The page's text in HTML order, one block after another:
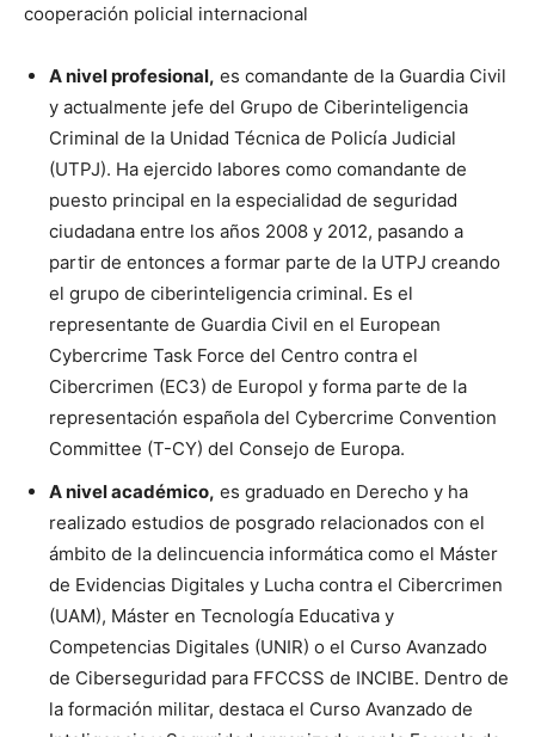
cooperación policial internacional
A nivel profesional, es comandante de la Guardia Civil
y actualmente jefe del Grupo de Ciberinteligencia
Criminal de la Unidad Técnica de Policía Judicial
(UTPJ). Ha ejercido labores como comandante de
puesto principal en la especialidad de seguridad
ciudadana entre los años 2008 y 2012, pasando a
partir de entonces a formar parte de la UTPJ creando
el grupo de ciberinteligencia criminal. Es el
representante de Guardia Civil en el European
Cybercrime Task Force del Centro contra el
Cibercrimen (EC3) de Europol y forma parte de la
representación española del Cybercrime Convention
Committee (T-CY) del Consejo de Europa.
A nivel académico, es graduado en Derecho y ha
realizado estudios de posgrado relacionados con el
ámbito de la delincuencia informática como el Máster
de Evidencias Digitales y Lucha contra el Cibercrimen
(UAM), Máster en Tecnología Educativa y
Competencias Digitales (UNIR) o el Curso Avanzado
de Ciberseguridad para FFCCSS de INCIBE. Dentro de
la formación militar, destaca el Curso Avanzado de